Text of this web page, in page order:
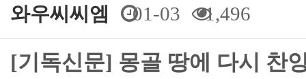
와우씨씨엠 01-03 1,496
[기독신문] 몽골 땅에 다시 찬